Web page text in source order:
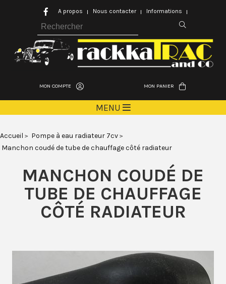
MON COMPTE MON PANIER
MENU
Accueil
Pompe à eau radiateur 7cv
Manchon coudé de tube de chauffage côté radiateur
MANCHON COUDÉ DE
TUBE DE CHAUFFAGE
CÔTÉ RADIATEUR
A propos Nous contacter Informations